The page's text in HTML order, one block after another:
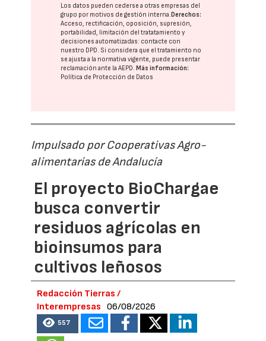
Los datos pueden cederse a otras empresas del
grupo por motivos de gestión interna.Derechos:
Acceso, rectificación, oposición, supresión,
portabilidad, limitación del tratatamiento y
decisiones automatizadas: contacte con
nuestro DPD. Si considera que el tratamiento no
se ajusta a la normativa vigente, puede presentar
reclamación ante laAEPD.Más información:
Política de Protección de Datos
Impulsado por Cooperativas Agro-
alimentarias de Andalucía
El proyecto BioChargae
busca convertir
residuos agrícolas en
bioinsumos para
cultivos leñosos
Redacción Tierras /
Interempresas
06/08/2026
557